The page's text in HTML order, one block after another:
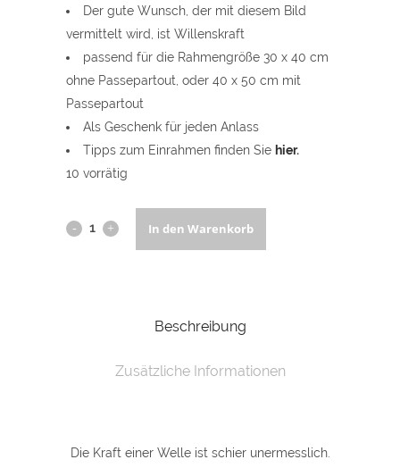
Der gute Wunsch, der mit diesem Bild
vermittelt wird, ist Willenskraft
passend für die Rahmengröße 30 x 40 cm
ohne Passepartout, oder 40 x 50 cm mit
Passepartout
Als Geschenk für jeden Anlass
Tipps zum Einrahmen finden Sie hier.
10 vorrätig
Kunstdruck
quantity
In den Warenkorb
Beschreibung
Zusätzliche Informationen
Die Kraft einer Welle ist schier unermesslich.